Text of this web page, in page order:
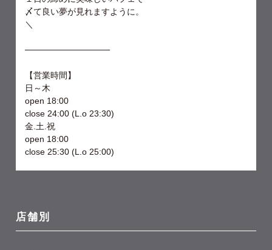
〆て良い夢が見れますように。
＼
──────────────
【営業時間】
日～木
open 18:00
close 24:00 (L.o 23:30)
金.土.祝
open 18:00
close 25:30 (L.o 25:00)
店舗別